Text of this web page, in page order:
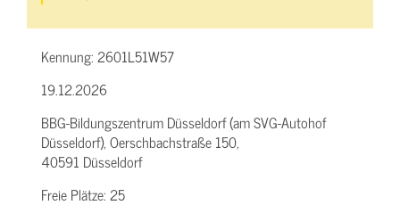
Kennung:2601L51W57
19.12.2026
BBG-Bildungszentrum Düsseldorf (am SVG-Autohof
Düsseldorf), Oerschbachstraße 150,
40591 Düsseldorf
Freie Plätze:25